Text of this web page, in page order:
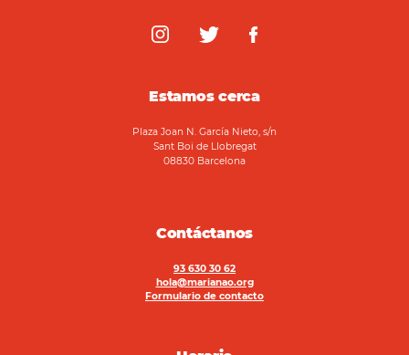
Estamos cerca
Plaza Joan N. García Nieto, s/n
Sant Boi de Llobregat
08830 Barcelona
Contáctanos
93 630 30 62
hola@marianao.org
Formulario de contacto